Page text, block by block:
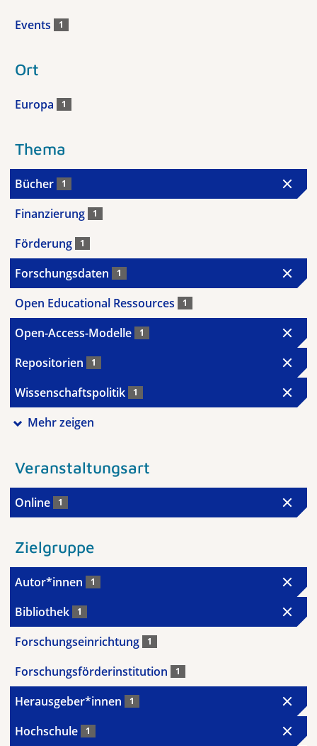
Events 1
Ort
Europa 1
Thema
Bücher 1
Finanzierung 1
Förderung 1
Forschungsdaten 1
Open Educational Ressources 1
Open-Access-Modelle 1
Repositorien 1
Wissenschaftspolitik 1
Mehr zeigen
Veranstaltungsart
Online 1
Zielgruppe
Autor*innen 1
Bibliothek 1
Forschungseinrichtung 1
Forschungsförderinstitution 1
Herausgeber*innen 1
Hochschule 1